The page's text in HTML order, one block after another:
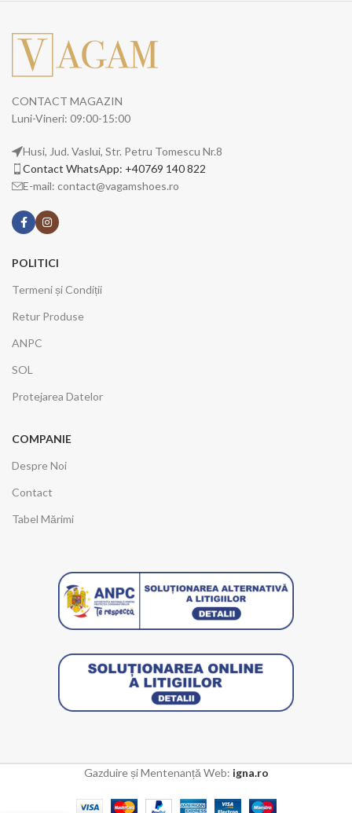
CONTACT MAGAZIN
Luni-Vineri: 09:00-15:00
Husi, Jud. Vaslui, Str. Petru Tomescu Nr.8
Contact WhatsApp: +40769 140 822
E-mail: contact@vagamshoes.ro
POLITICI
Termeni și Condiții
Retur Produse
ANPC
SOL
Protejarea Datelor
COMPANIE
Despre Noi
Contact
Tabel Mărimi
Gazduire și Mentenanță Web: igna.ro